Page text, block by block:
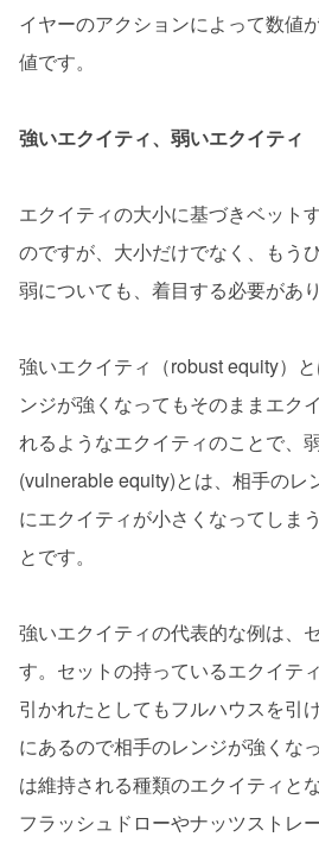
イヤーのアクションによって数値
値です。
強いエクイティ、弱いエクイティ
エクイティの大小に基づきベット
のですが、大小だけでなく、もう
弱についても、着目する必要があり
強いエクイティ（robust equity）
ンジが強くなってもそのままエク
れるようなエクイティのことで、
(vulnerable equity)とは、相手のレ
にエクイティが小さくなってしま
とです。
強いエクイティの代表的な例は、
す。セットの持っているエクイテ
引かれたとしてもフルハウスを引
にあるので相手のレンジが強くな
は維持される種類のエクイティと
フラッシュドローやナッツストレ